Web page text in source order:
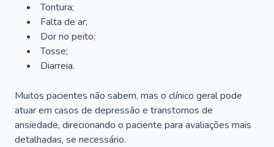
Tontura;
Falta de ar;
Dor no peito;
Tosse;
Diarreia.
Muitos pacientes não sabem, mas o clínico geral pode
atuar em casos de depressão e transtornos de
ansiedade, direcionando o paciente para avaliações mais
detalhadas, se necessário.